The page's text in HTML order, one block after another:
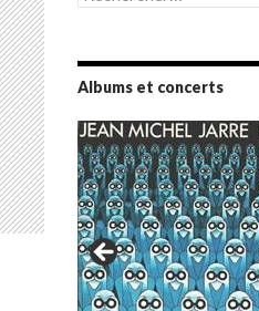
Albums et concerts